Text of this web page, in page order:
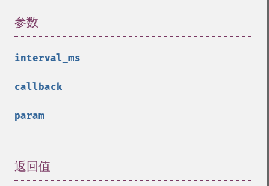
参数
interval_ms
callback
param
返回值